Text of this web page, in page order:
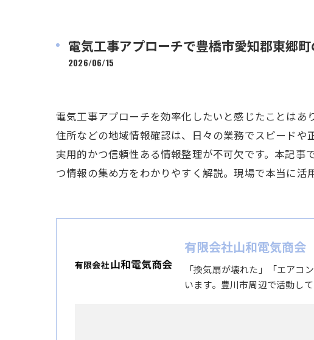
電気工事アプローチで豊橋市愛知郡東郷
2026/06/15
電気工事アプローチを効率化したいと感じたことは
住所などの地域情報確認は、日々の業務でスピードや
実用的かつ信頼性ある情報整理が不可欠です。本記
つ情報の集め方をわかりやすく解説。現場で本当に活
有限会社山和電気商会
「換気扇が壊れた」「エア
います。豊川市周辺で活動し